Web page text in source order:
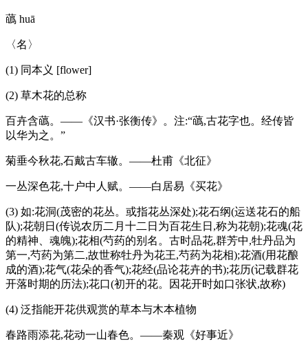
蘤 huā
〈名〉
(1) 同本义 [flower]
(2) 草木花的总称
百卉含蘤。——《汉书·张衡传》。注:“蘤,古花字也。经传皆
以华为之。”
菊垂今秋花,石戴古车辙。——杜甫《北征》
一丛深色花,十户中人赋。——白居易《买花》
(3) 如:花洞(茂密的花丛。或指花丛深处);花石纲(运送花石的船
队);花朝日(传说农历二月十二日为百花生日,称为花朝);花魂(花
的精神、魂魄);花相(芍药的别名。古时品花,群芳中,牡丹品为
第一,芍药为第二,故世称牡丹为花王,芍药为花相);花酒(用花酿
成的酒);花气(花朵的香气);花经(品论花卉的书);花历(记载群花
开落时期的历法);花口(初开的花。因花开时如口张状,故称)
(4) 泛指能开花供观赏的草本与木本植物
春路雨添花,花动一山春色。——秦观《好事近》